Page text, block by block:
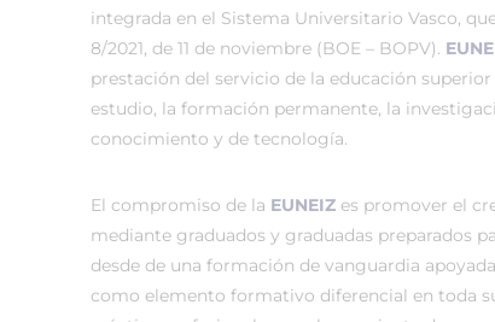
integrada en el Sistema Universitario Vasco,
8/2021, de 11 de noviembre (BOE – BOPV).
prestación del servicio de la educación
estudio, la formación permanente, la
conocimiento y de tecnología.
El compromiso de la EUNEIZ es promover el
mediante graduados y graduadas preparados
desde de una formación de vanguardia
como elemento formativo diferencial en toda